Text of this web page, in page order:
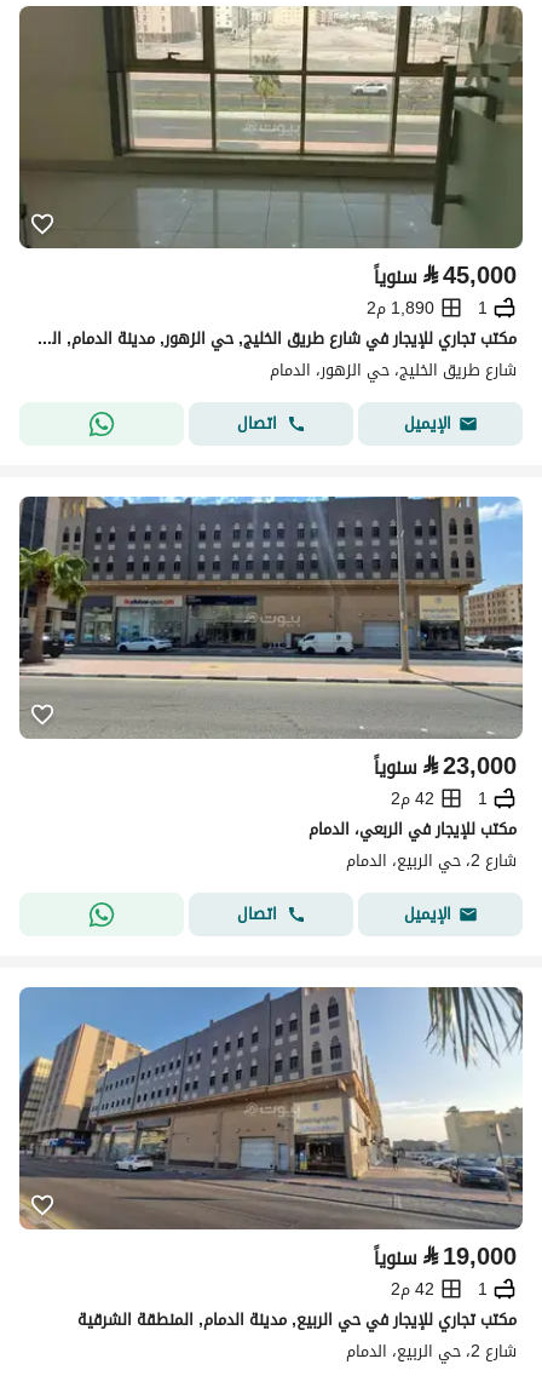
⃁45,000 سنوياً
1
1,890 م2
مكتب تجاري للإيجار في شارع طريق الخليج, حي الزهور, مدينة الدمام, المنطقة الشرقية
شارع طريق الخليج، حي الزهور، الدمام
الإيميل
اتصال
⃁23,000 سنوياً
1
42 م2
مكتب للإيجار في الربعي، الدمام
شارع 2، حي الربيع، الدمام
الإيميل
اتصال
⃁19,000 سنوياً
1
42 م2
مكتب تجاري للإيجار في حي الربيع, مدينة الدمام, المنطقة الشرقية
شارع 2، حي الربيع، الدمام